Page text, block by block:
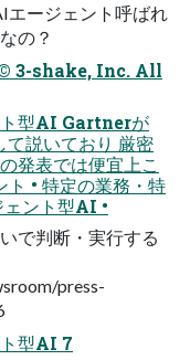
エージェント呼ばれ
の？
3-shake, Inc. All
型AI Gartnerが
説いており 厳密
発表では便宜上こ
• 特定の業務・特
ント型AI •
で判断・実行する
press-
型AI 7